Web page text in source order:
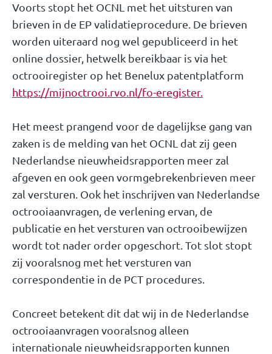
Voorts stopt het OCNL met het uitsturen van
brieven in de EP validatieprocedure. De brieven
worden uiteraard nog wel gepubliceerd in het
online dossier, hetwelk bereikbaar is via het
octrooiregister op het Benelux patentplatform
https://mijnoctrooi.rvo.nl/fo-eregister.
Het meest prangend voor de dagelijkse gang van
zaken is de melding van het OCNL dat zij geen
Nederlandse nieuwheidsrapporten meer zal
afgeven en ook geen vormgebrekenbrieven meer
zal versturen. Ook het inschrijven van Nederlandse
octrooiaanvragen, de verlening ervan, de
publicatie en het versturen van octrooibewijzen
wordt tot nader order opgeschort. Tot slot stopt
zij vooralsnog met het versturen van
correspondentie in de PCT procedures.
Concreet betekent dit dat wij in de Nederlandse
octrooiaanvragen vooralsnog alleen
internationale nieuwheidsrapporten kunnen